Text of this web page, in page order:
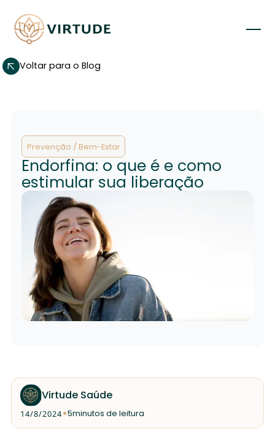
Voltar para o Blog
Prevenção / Bem-Estar
Endorfina: o que é e como
estimular sua liberação
Virtude Saúde
14/8/2024•5minutos de leitura